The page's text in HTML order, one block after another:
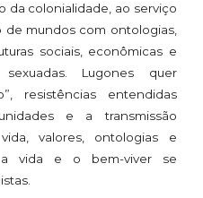
da colonialidade, ao serviço
mundos com ontologias,
sociais, econômicas e
Lugones quer
resistências entendidas
e a transmissão
valores, ontologias e
a vida e o bem-viver se